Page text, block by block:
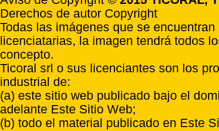
Derechos de autor Copyright
Todas las imágenes que se
licenciatarias, la imagen tendrá todos
concepto.
Ticoral srl o sus licenciantes son los
industrial de:
(a) este sitio web publicado bajo el
adelante Este Sitio Web;
(b) todo el material publicado en Este